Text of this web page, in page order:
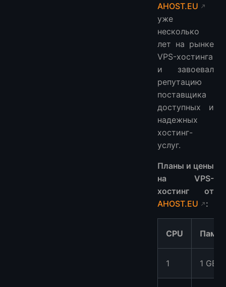
AHOST.EU
уже
несколько
лет на рынке
VPS-хостинга
и завоевал
репутацию
поставщика
доступных и
надежных
хостинг-
услуг.
Планы и цены
на VPS-
хостинг от
AHOST.EU
:
CPU
1 1 GB